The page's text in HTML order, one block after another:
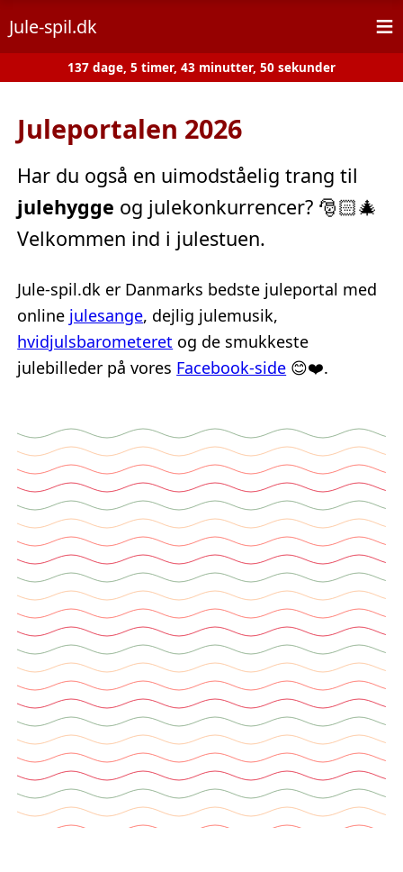
Jule-spil.dk ≡
137 dage, 5 timer, 43 minutter, 49 sekunder
Juleportalen 2026
Har du også en uimodståelig trang til
julehygge og julekonkurrencer? 🎅🏻🎄
Velkommen ind i julestuen.
Jule-spil.dk er Danmarks bedste juleportal med
online julesange, dejlig julemusik,
hvidjulsbarometeret og de smukkeste
julebilleder på vores Facebook-side 😊❤️.